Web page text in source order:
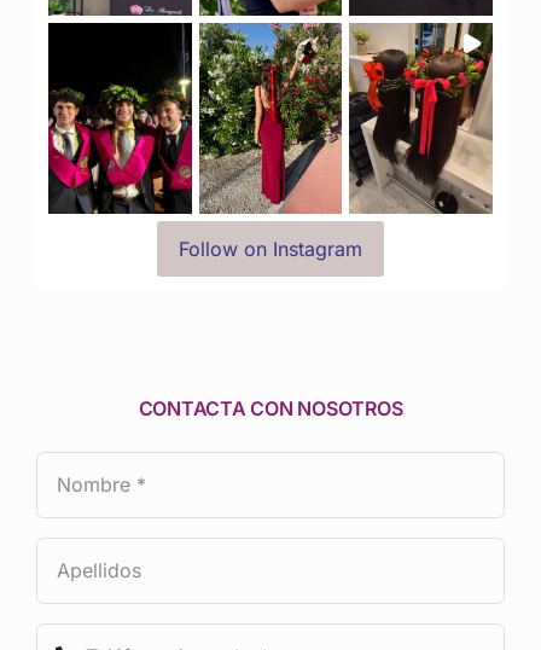
Follow on Instagram
CONTACTA CON NOSOTROS